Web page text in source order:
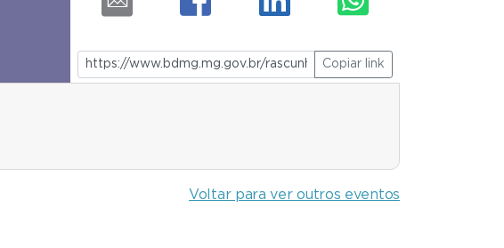
Copiar link
Voltar para ver outros eventos